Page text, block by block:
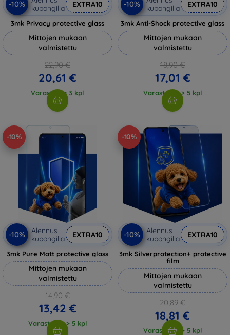
-10%
kupongilla
EXTRA10
3mk Privacy protective glass
Mittojen mukaan
valmistettu
22,90 €
20,61 €
Varastossa 3 kpl
-10%
kupongilla
EXTRA10
3mk Anti-Shock protective glass
Mittojen mukaan
valmistettu
18,90 €
17,01 €
Varastossa > 5 kpl
-10%
-10%
Alennus
kupongilla
EXTRA10
3mk Pure Matt protective glass
Mittojen mukaan
valmistettu
14,90 €
13,42 €
Varastossa > 5 kpl
-10%
-10%
Alennus
kupongilla
EXTRA10
3mk Silverprotection+ protective
film
Mittojen mukaan
valmistettu
20,89 €
18,81 €
Varastossa > 5 kpl